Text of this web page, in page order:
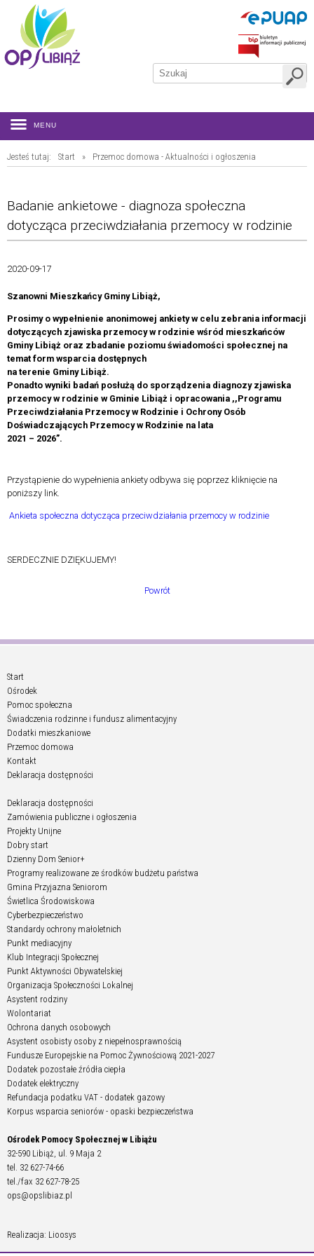
MENU
Jesteś tutaj: Start » Przemoc domowa - Aktualności i ogłoszenia
Badanie ankietowe - diagnoza społeczna
dotycząca przeciwdziałania przemocy w rodzinie
2020-09-17
Szanowni Mieszkańcy Gminy Libiąż,
Prosimy o wypełnienie anonimowej ankiety w celu zebrania informacji
dotyczących zjawiska przemocy w rodzinie wśród mieszkańców
Gminy Libiąż oraz zbadanie poziomu świadomości społecznej na
temat form wsparcia dostępnych
na terenie Gminy Libiąż.
Ponadto wyniki badań posłużą do sporządzenia diagnozy zjawiska
przemocy w rodzinie w Gminie Libiąż i opracowania ,,Programu
Przeciwdziałania Przemocy w Rodzinie i Ochrony Osób
Doświadczających Przemocy w Rodzinie na lata
2021 – 2026”.
Przystąpienie do wypełnienia ankiety odbywa się poprzez kliknięcie na
poniższy link.
Ankieta społeczna dotycząca przeciwdziałania przemocy w rodzinie
SERDECZNIE DZIĘKUJEMY!
Powrót
Start
Ośrodek
Pomoc społeczna
Świadczenia rodzinne i fundusz alimentacyjny
Dodatki mieszkaniowe
Przemoc domowa
Kontakt
Deklaracja dostępności
Deklaracja dostępności
Zamówienia publiczne i ogłoszenia
Projekty Unijne
Dobry start
Dzienny Dom Senior+
Programy realizowane ze środków budżetu państwa
Gmina Przyjazna Seniorom
Świetlica Środowiskowa
Cyberbezpieczeństwo
Standardy ochrony małoletnich
Punkt mediacyjny
Klub Integracji Społecznej
Punkt Aktywności Obywatelskiej
Organizacja Społeczności Lokalnej
Asystent rodziny
Wolontariat
Ochrona danych osobowych
Asystent osobisty osoby z niepełnosprawnością
Fundusze Europejskie na Pomoc Żywnościową 2021-2027
Dodatek pozostałe źródła ciepła
Dodatek elektryczny
Refundacja podatku VAT - dodatek gazowy
Korpus wsparcia seniorów - opaski bezpieczeństwa
Ośrodek Pomocy Społecznej w Libiążu
32-590 Libiąż, ul. 9 Maja 2
tel. 32 627-74-66
tel./fax 32 627-78-25
ops@opslibiaz.pl
Realizacja: Lioosys